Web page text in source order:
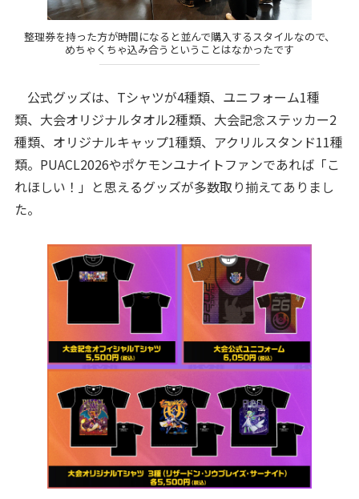
整理券を持った方が時間になると並んで購入するスタイルなので、
めちゃくちゃ込み合うということはなかったです
公式グッズは、Tシャツが4種類、ユニフォーム1種
類、大会オリジナルタオル2種類、大会記念ステッカー2
種類、オリジナルキャップ1種類、アクリルスタンド11種
類。PUACL2026やポケモンユナイトファンであれば「こ
れほしい！」と思えるグッズが多数取り揃えてありまし
た。